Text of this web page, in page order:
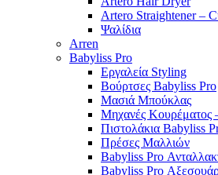
Artero Straightener –
Ψαλίδια
Arren
Babyliss Pro
Εργαλεία Styling
Βούρτσες Babyliss Pro
Μασιά Μπούκλας
Μηχανές Κουρέματος
Πιστολάκια Babyliss
Πρέσες Μαλλιών
Babyliss Pro
Babyliss Pro